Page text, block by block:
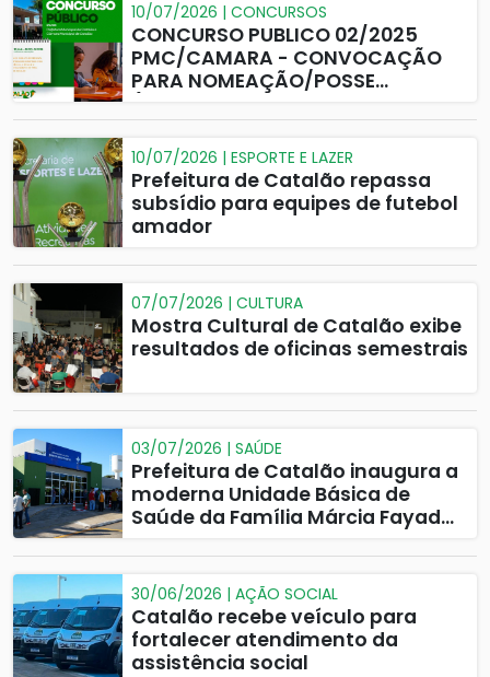
10/07/2026 | CONCURSOS
CONCURSO PUBLICO 02/2025
PMC/CAMARA - CONVOCAÇÃO
PARA NOMEAÇÃO/POSSE
CATALAO)
10/07/2026 | ESPORTE E LAZER
Prefeitura de Catalão repassa
subsídio para equipes de futebol
amador
07/07/2026 | CULTURA
Mostra Cultural de Catalão exibe
resultados de oficinas semestrais
03/07/2026 | SAÚDE
Prefeitura de Catalão inaugura a
moderna Unidade Básica de
Saúde da Família Márcia Fayad
30/06/2026 | AÇÃO SOCIAL
Catalão recebe veículo para
fortalecer atendimento da
assistência social